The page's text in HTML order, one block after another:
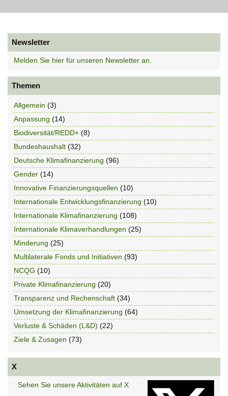
Newsletter
Melden Sie hier für unseren Newsletter an.
Themen
Allgemein (3)
Anpassung (14)
Biodiversität/REDD+ (8)
Bundeshaushalt (32)
Deutsche Klimafinanzierung (96)
Gender (14)
Innovative Finanzierungsquellen (10)
Internationale Entwicklungsfinanzierung (10)
Internationale Klimafinanzierung (108)
Internationale Klimaverhandlungen (25)
Minderung (25)
Multilaterale Fonds und Initiativen (93)
NCQG (10)
Private Klimafinanzierung (20)
Transparenz und Rechenschaft (34)
Umsetzung der Klimafinanzierung (64)
Verluste & Schäden (L&D) (22)
Ziele & Zusagen (73)
X
Sehen Sie unsere Aktivitäten auf X